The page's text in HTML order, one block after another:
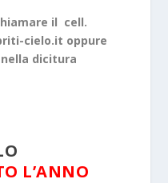
il cell.
cielo.it oppure
dicitura
L’ANNO